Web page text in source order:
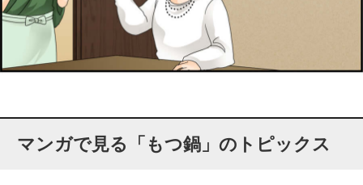
マンガで見る「もつ鍋」のトピックス